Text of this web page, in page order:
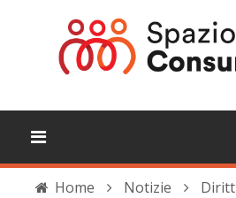
Home Notizie